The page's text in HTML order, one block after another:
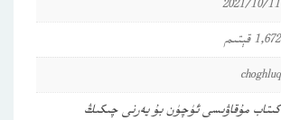
2021/10/11
1,672 قېتىم
choghluq
كىتاب مۇقاۋىسى ئۈچۈن بۇ يەرنى چىكىڭ